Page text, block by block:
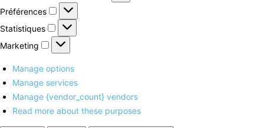
Préférences
Préférences
Statistiques Statistiques
Marketing Marketing
Manage options
Manage services
Manage {vendor_count} vendors
Read more about these purposes